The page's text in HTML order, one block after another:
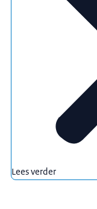
Lees verder